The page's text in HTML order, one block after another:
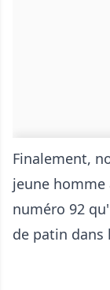
Finalement,
jeune homme
numéro 92
de patin dans